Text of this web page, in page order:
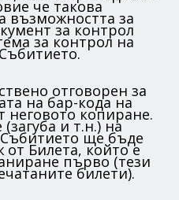
че такова
възможността за
за контрол
за контрол на
отговорен за
на бар-кода на
неговото копиране.
и т.н.) на
ще бъде
Билета, който е
първо (тези
билети).